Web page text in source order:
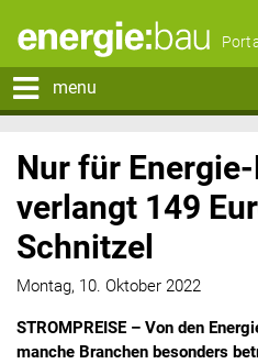
menu
Nur für
verlangt 149
Schnitzel
Montag, 10. Oktober 2022
STROMPREISE – Von den
manche Branchen besonders